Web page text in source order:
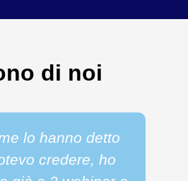
di noi
lo hanno detto
credere, ho